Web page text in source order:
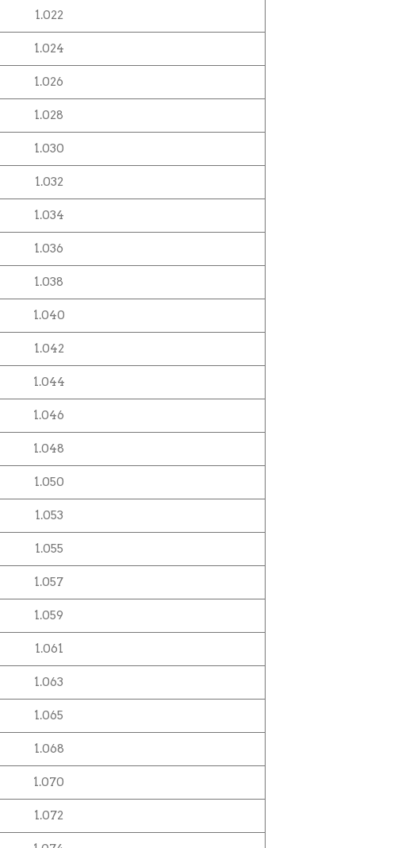
1.022
1.024
1.026
1.028
1.030
1.032
1.034
1.036
1.038
1.040
1.042
1.044
1.046
1.048
1.050
1.053
1.055
1.057
1.059
1.061
1.063
1.065
1.068
1.070
1.072